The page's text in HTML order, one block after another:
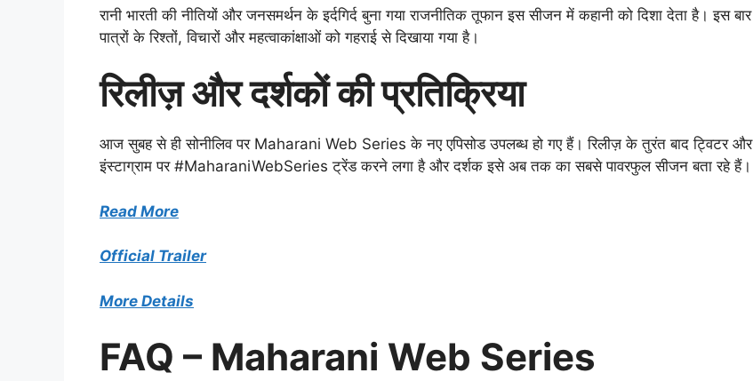
रानी भारती की नीतियों और जनसमर्थन के इर्दगिर्द बुना गया राजनीतिक तूफान इस सीजन में कहानी को दिशा देता है। इस बार
पात्रों के रिश्तों, विचारों और महत्वाकांक्षाओं को गहराई से दिखाया गया है।
रिलीज़ और दर्शकों की प्रतिक्रिया
आज सुबह से ही सोनीलिव पर Maharani Web Series के नए एपिसोड उपलब्ध हो गए हैं। रिलीज़ के तुरंत बाद ट्विटर और
इंस्टाग्राम पर #MaharaniWebSeries ट्रेंड करने लगा है और दर्शक इसे अब तक का सबसे पावरफुल सीजन बता रहे हैं।
Read More
Official Trailer
More Details
FAQ – Maharani Web Series